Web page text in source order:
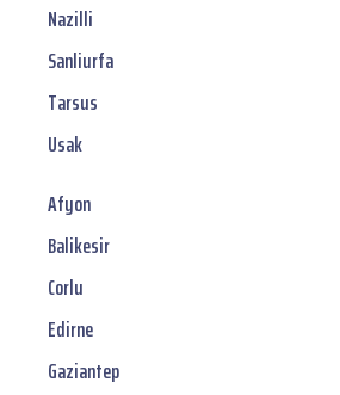
Nazilli
Sanliurfa
Tarsus
Usak
Afyon
Balikesir
Corlu
Edirne
Gaziantep